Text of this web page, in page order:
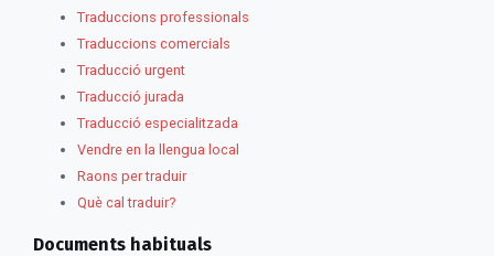
Traduccions professionals
Traduccions comercials
Traducció urgent
Traducció jurada
Traducció especialitzada
Vendre en la llengua local
Raons per traduir
Què cal traduir?
Documents habituals